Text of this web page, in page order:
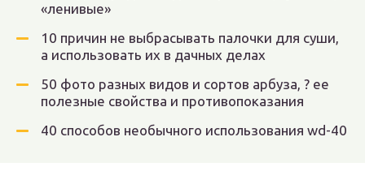
«ленивые»
10 причин не выбрасывать палочки для суши,
а использовать их в дачных делах
50 фото разных видов и сортов арбуза, ? ее
полезные свойства и противопоказания
40 способов необычного использования wd-40